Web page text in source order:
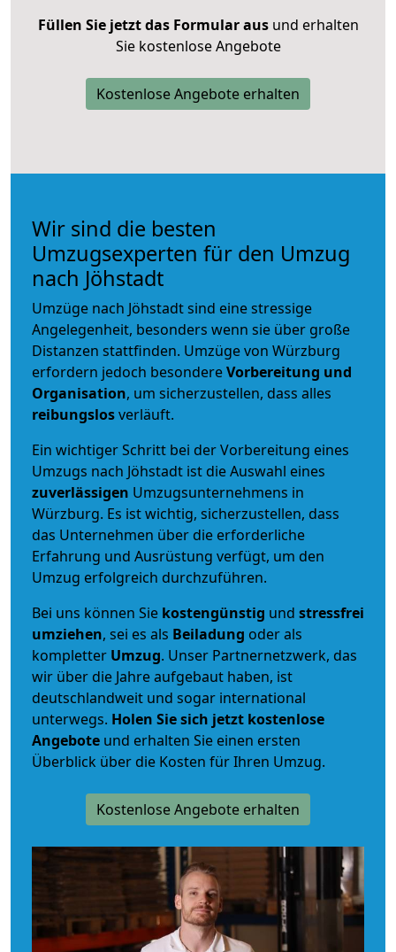
Füllen Sie jetzt das Formular ausund erhalten
Sie kostenlose Angebote
Kostenlose Angebote erhalten
Wir sind die besten
Umzugsexperten für den Umzug
nach Jöhstadt
Umzüge nach Jöhstadt sind eine stressige
Angelegenheit, besonders wenn sie über große
Distanzen stattfinden. Umzüge von Würzburg
erfordern jedoch besondereVorbereitung und
Organisation, um sicherzustellen, dass alles
reibungslosverläuft.
Ein wichtiger Schritt bei der Vorbereitung eines
Umzugs nach Jöhstadt ist die Auswahl eines
zuverlässigen Umzugsunternehmens in
Würzburg. Es ist wichtig, sicherzustellen, dass
das Unternehmen über die erforderliche
Erfahrung und Ausrüstung verfügt, um den
Umzug erfolgreich durchzuführen.
Bei uns können Sie kostengünstig und stressfrei
umziehen, sei es als Beiladung oder als
kompletter Umzug. Unser Partnernetzwerk, das
wir über die Jahre aufgebaut haben, ist
deutschlandweit und sogar international
unterwegs. Holen Sie sich jetzt kostenlose
Angebote und erhalten Sie einen ersten
Überblick über die Kosten für Ihren Umzug.
Kostenlose Angebote erhalten